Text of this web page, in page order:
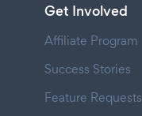
Get Involved
Affiliate Program
Success Stories
Feature Requests